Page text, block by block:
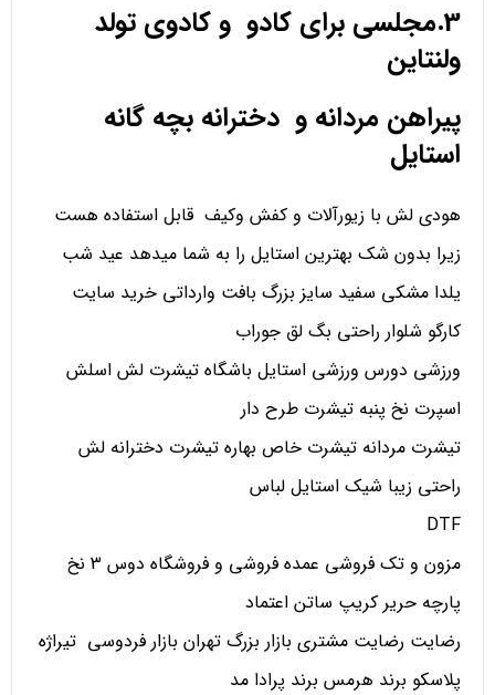
3.مجلسی برای کادو و کادوی تولد
ولنتاین
پیراهن مردانه و دخترانه بچه گانه
استایل
هودی لش با زیورآلات و کفش وکیف قابل استفاده هست
زیرا بدون شک بهترین استایل را به شما میدهد عید شب
یلدا مشکی سفید سایز بزرگ بافت وارداتی خرید سایت
کارگو شلوار راحتی بگ لق جوراب
ورزشی دورس ورزشی استایل باشگاه تیشرت لش اسلش
اسپرت نخ پنبه تیشرت طرح دار
تیشرت مردانه تیشرت خاص بهاره تیشرت دخترانه لش
راحتی زیبا شیک استایل لباس
DTF
مزون و تک فروشی عمده فروشی و فروشگاه دوس 3 نخ
پارچه حریر کریپ ساتن اعتماد
رضایت رضایت مشتری بازار بزرگ تهران بازار فردوسی تیراژه
پلاسکو برند هرمس برند پرادا مد